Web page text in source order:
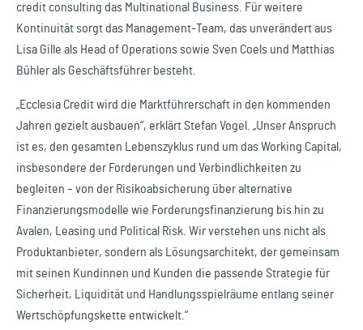
credit consulting das Multinational Business. Für weitere
Kontinuität sorgt das Management-Team, das unverändert aus
Lisa Gille als Head of Operations sowie Sven Coels und Matthias
Bühler als Geschäftsführer besteht.
„Ecclesia Credit wird die Marktführerschaft in den kommenden
Jahren gezielt ausbauen“, erklärt Stefan Vogel. „Unser Anspruch
ist es, den gesamten Lebenszyklus rund um das Working Capital,
insbesondere der Forderungen und Verbindlichkeiten zu
begleiten – von der Risikoabsicherung über alternative
Finanzierungsmodelle wie Forderungsfinanzierung bis hin zu
Avalen, Leasing und Political Risk. Wir verstehen uns nicht als
Produktanbieter, sondern als Lösungsarchitekt, der gemeinsam
mit seinen Kundinnen und Kunden die passende Strategie für
Sicherheit, Liquidität und Handlungsspielräume entlang seiner
Wertschöpfungskette entwickelt.“